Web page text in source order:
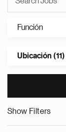
Función
Ubicación (11)
Show Filters